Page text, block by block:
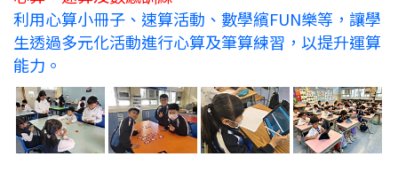
利用心算小冊子、速算活動、數學繽FUN樂等，讓學
生透過多元化活動進行心算及筆算練習，以提升運算
能力。